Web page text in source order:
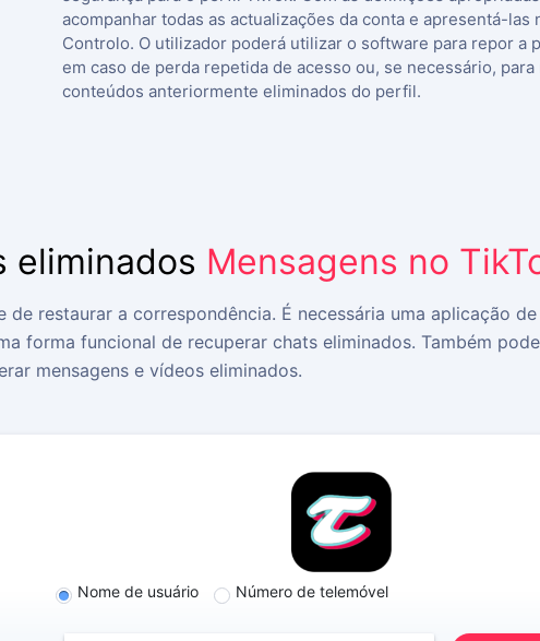
acompanhar todas as actualizações da conta e apresentá-las
Controlo. O utilizador poderá utilizar o software para repor a
em caso de perda repetida de acesso ou, se necessário,
conteúdos anteriormente eliminados do perfil.
eliminados Mensagens no
restaurar a correspondência. É necessária uma aplicação
forma funcional de recuperar chats eliminados. Também
mensagens e vídeos eliminados.
Nome de usuário Número de telemóvel